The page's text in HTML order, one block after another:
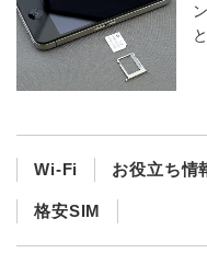
Wi-Fi お役立ち情
格安SIM